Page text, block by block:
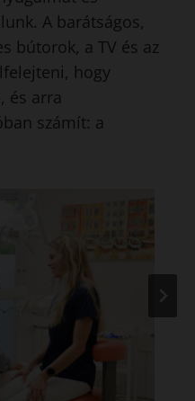
A barátságos,
bútorok, a TV és az
hogy
és arra
számít: a